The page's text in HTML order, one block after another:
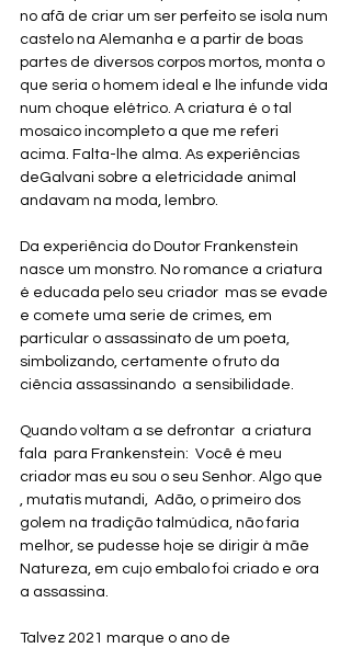
no afã de criar um ser perfeito se isola num
castelo na Alemanha e a partir de boas
partes de diversos corpos mortos, monta o
que seria o homem ideal e lhe infunde vida
num choque elétrico. A criatura é o tal
mosaico incompleto a que me referi
acima. Falta-lhe alma. As experiências
deGalvani sobre a eletricidade animal
andavam na moda, lembro.
Da experiência do Doutor Frankenstein
nasce um monstro. No romance a criatura
é educada pelo seu criador  mas se evade
e comete uma serie de crimes, em
particular o assassinato de um poeta,
simbolizando, certamente o fruto da
ciência assassinando  a sensibilidade.
Quando voltam a se defrontar  a criatura
fala  para Frankenstein:  Você é meu
criador mas eu sou o seu Senhor. Algo que
, mutatis mutandi,  Adão, o primeiro dos
golem na tradição talmúdica, não faria
melhor, se pudesse hoje se dirigir à mãe
Natureza, em cujo embalo foi criado e ora
a assassina.
Talvez 2021 marque o ano de